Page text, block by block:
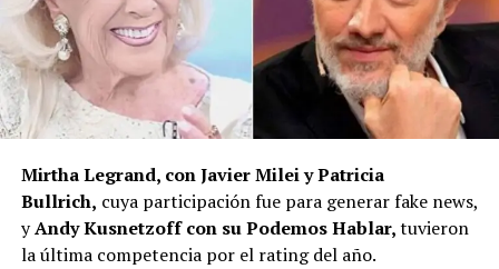
Mirtha Legrand, con Javier Milei y Patricia
Bullrich, cuya participación fue para generar fake news,
yAndy Kusnetzoff con su Podemos Hablar,tuvieron
la última competencia por el rating del año.